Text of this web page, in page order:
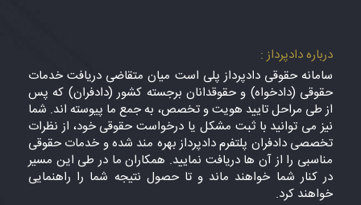
درباره دادپرداز :
سامانه حقوقی دادپرداز پلی است میان متقاضی دریافت خدمات
حقوقی (دادخواه) و حقوقدانان برجسته کشور (دادفران) که پس
از طی مراحل تایید هویت و تخصص، به جمع ما پیوسته اند. شما
نیز می توانید با ثبت مشکل یا درخواست حقوقی خود، از نظرات
تخصصی دادفران پلتفرم دادپرداز بهره مند شده و خدمات حقوقی
مناسبی را از آن ها دریافت نمایید. همکاران ما در طی این مسیر
در کنار شما خواهند ماند و تا حصول نتیجه شما را راهنمایی
خواهند کرد.